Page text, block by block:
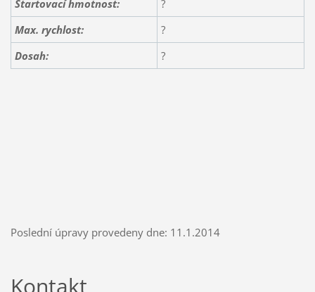
Startovací hmotnost:
?
Max. rychlost:
?
Dosah:
?
Poslední úpravy provedeny dne: 11.1.2014